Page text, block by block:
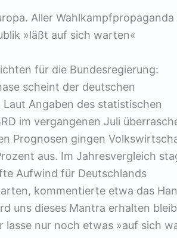
Aller Wahlkampfpropaganda
»läßt auf sich warten«
für die Bundesregierung:
scheint der deutschen
Angaben des statistischen
im vergangenen Juli
Prognosen gingen
aus. Im Jahresvergleich
Aufwind für Deutschlands
kommentierte etwa das
uns dieses Mantra erhalten
nur noch etwas »auf sich